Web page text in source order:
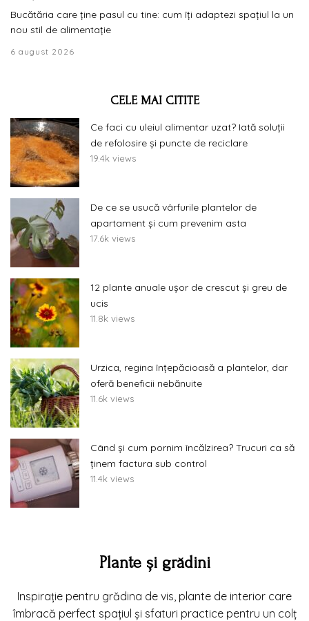
Bucătăria care ține pasul cu tine: cum îți adaptezi spațiul la un
nou stil de alimentație
6 august 2026
CELE MAI CITITE
Ce faci cu uleiul alimentar uzat? Iată soluții
de refolosire și puncte de reciclare
19.4k views
De ce se usucă vârfurile plantelor de
apartament și cum prevenim asta
17.6k views
12 plante anuale ușor de crescut și greu de
ucis
11.8k views
Urzica, regina înțepăcioasă a plantelor, dar
oferă beneficii nebănuite
11.6k views
Când și cum pornim încălzirea? Trucuri ca să
ținem factura sub control
11.4k views
Plante și grădini
Inspirație pentru grădina de vis, plante de interior care
îmbracă perfect spațiul și sfaturi practice pentru un colț